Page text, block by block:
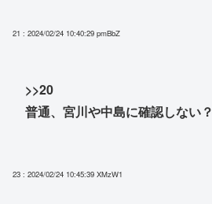
21 : 2024/02/24 10:40:29 pmBbZ
>>20
普通、宮川や中島に確認しない？
23 : 2024/02/24 10:45:39 XMzW1